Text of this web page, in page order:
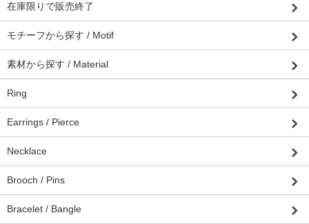
在庫限りで販売終了
モチーフから探す / Motif
素材から探す / Material
Ring
Earrings / Pierce
Necklace
Brooch / Pins
Bracelet / Bangle